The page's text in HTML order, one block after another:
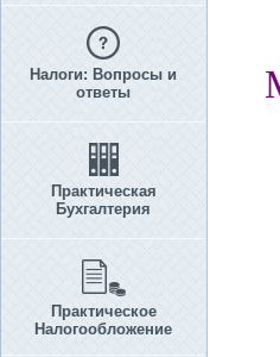
Налоги: Вопросы и
ответы
Практическая
Бухгалтерия
Практическое
Налогообложение